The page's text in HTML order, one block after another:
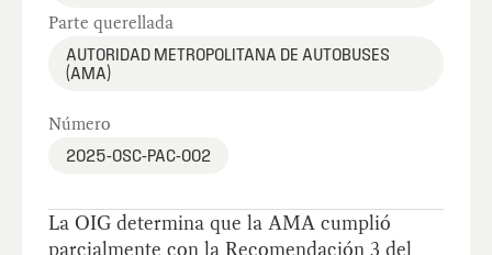
Parte querellada
AUTORIDAD METROPOLITANA DE AUTOBUSES
(AMA)
Número
2025-OSC-PAC-002
La OIG determina que la AMA cumplió
parcialmente con la Recomendación 3 del